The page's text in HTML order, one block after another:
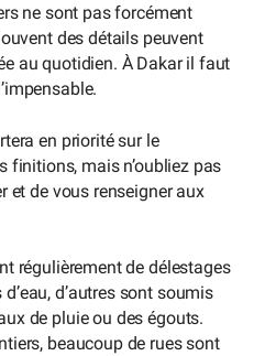
ne sont pas forcément
des détails peuvent
au quotidien. À Dakar il faut
en priorité sur le
finitions, mais n’oubliez pas
et de vous renseigner aux
régulièrement de délestages
d’autres sont soumis
de pluie ou des égouts.
beaucoup de rues sont